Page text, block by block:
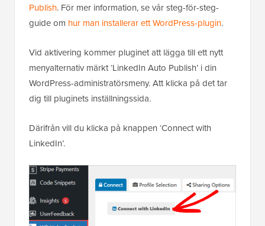
Publish. För mer information, se vår steg-för-steg-
guide om hur man installerar ett WordPress-plugin.
Vid aktivering kommer pluginet att lägga till ett nytt
menyalternativ märkt ‘LinkedIn Auto Publish’ i din
WordPress-administratörsmeny. Att klicka på det tar
dig till pluginets inställningssida.
Därifrån vill du klicka på knappen ‘Connect with
LinkedIn’.